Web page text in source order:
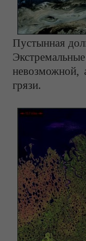
Пустынная
невозможной,
грязи.